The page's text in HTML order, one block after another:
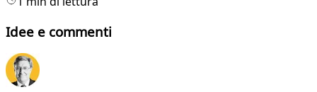
Idee e commenti